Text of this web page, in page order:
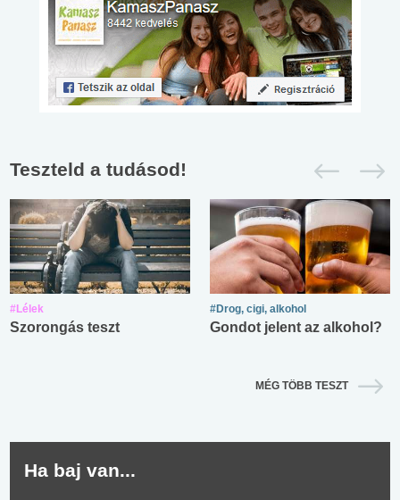
Teszteld a tudásod!
#Lélek
Szorongás teszt
#Drog, cigi, alkohol
Gondot jelent az alkohol?
MÉG TÖBB TESZT
Ha baj van...